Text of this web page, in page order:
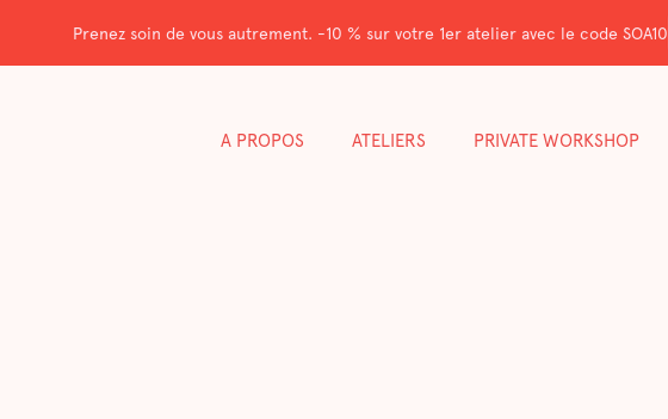
A PROPOS ATELIERS PRIVATE WORKSHOP
Prenez soin de vous autrement. -10 % sur votre 1er atelier avec le code SOA10